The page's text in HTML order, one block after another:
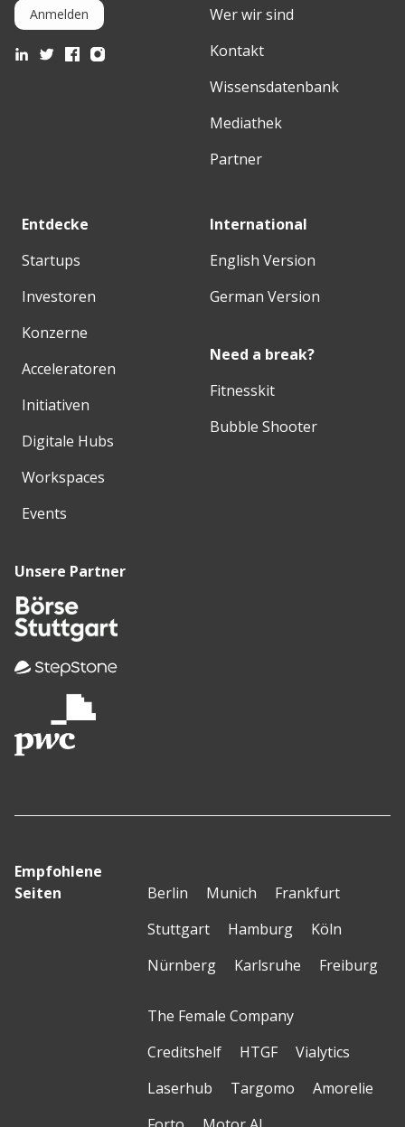
Anmelden
Wer wir sind
Kontakt
Wissensdatenbank
Mediathek
Partner
Entdecke
Startups
Investoren
Konzerne
Acceleratoren
Initiativen
Digitale Hubs
Workspaces
Events
International
English Version
German Version
Need a break?
Fitnesskit
Bubble Shooter
Unsere Partner
Empfohlene
Seiten
Berlin Munich
Frankfurt
Stuttgart
Hamburg
Köln
Nürnberg
Karlsruhe Freiburg
The Female Company
Creditshelf
HTGF
Vialytics
Laserhub
Targomo
Amorelie